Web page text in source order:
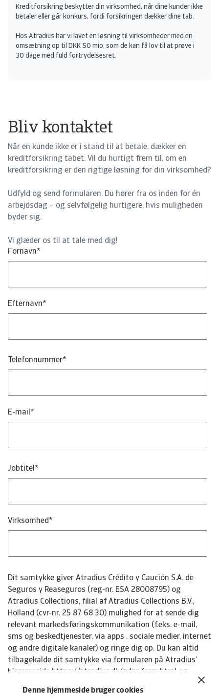
Denne hjemmeside bruger cookies
Kreditforsikring beskytter din virksomhed, når dine kunder ikke
betaler eller går konkurs, fordi forsikringen dækker dine tab.
Hos Atradius har vi lavet en løsning til virksomheder med en
omsætning op til DKK 50 mio, som de kan få lov til at prøve i
30 dage med fuld fortrydelsesret.
Bliv kontaktet
Når en kunde ikke er i stand til at betale, dækker en
kreditforsikring tabet. Vil du hurtigt frem til, om en
kreditforsikring er den rigtige løsning for din virksomhed?
Udfyld og send formularen. Du hører fra os inden for én
arbejdsdag – og selvfølgelig hurtigere, hvis muligheden
byder sig.
Vi glæder os til at tale med dig!
Fornavn*
Efternavn*
Telefonnummer*
E-mail *
Jobtitel *
Virksomhed*
Dit samtykke giver Atradius Crédito y Caución S.A. de
Seguros y Reaseguros (reg-nr. ESA 28008795) og
Atradius Collections, filial af Atradius Collections B.V.,
Holland (cvr-nr. 25 87 68 30) mulighed for at sende dig
relevant markedsføringskommunikation (f.eks. e-mail,
sms og beskedtjenester, via apps , sociale medier, internet
og andre digitale kanaler) og ringe dig op. Du kan altid
tilbagekalde dit samtykke via formularen på Atradius’
hjemmeside https://atradius.dk/gdpr-form.html og